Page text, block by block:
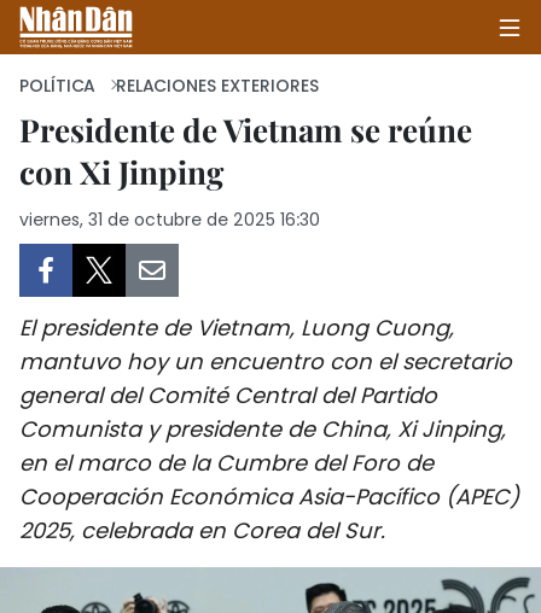
INICIO
POLÍTICA
SOCIEDAD
SALUD - MEDIO AMBIENTE
CULTURA - ENTRETENIMIENTO
INTERNACIONAL
DEPORTES
POLÍTICA RELACIONES EXTERIORES
Presidente de Vietnam se reúne
con Xi Jinping
viernes, 31 de octubre de 2025 16:30
El presidente de Vietnam, Luong Cuong,
mantuvo hoy un encuentro con el secretario
general del Comité Central del Partido
Comunista y presidente de China, Xi Jinping,
en el marco de la Cumbre del Foro de
Cooperación Económica Asia-Pacífico (APEC)
2025, celebrada en Corea del Sur.